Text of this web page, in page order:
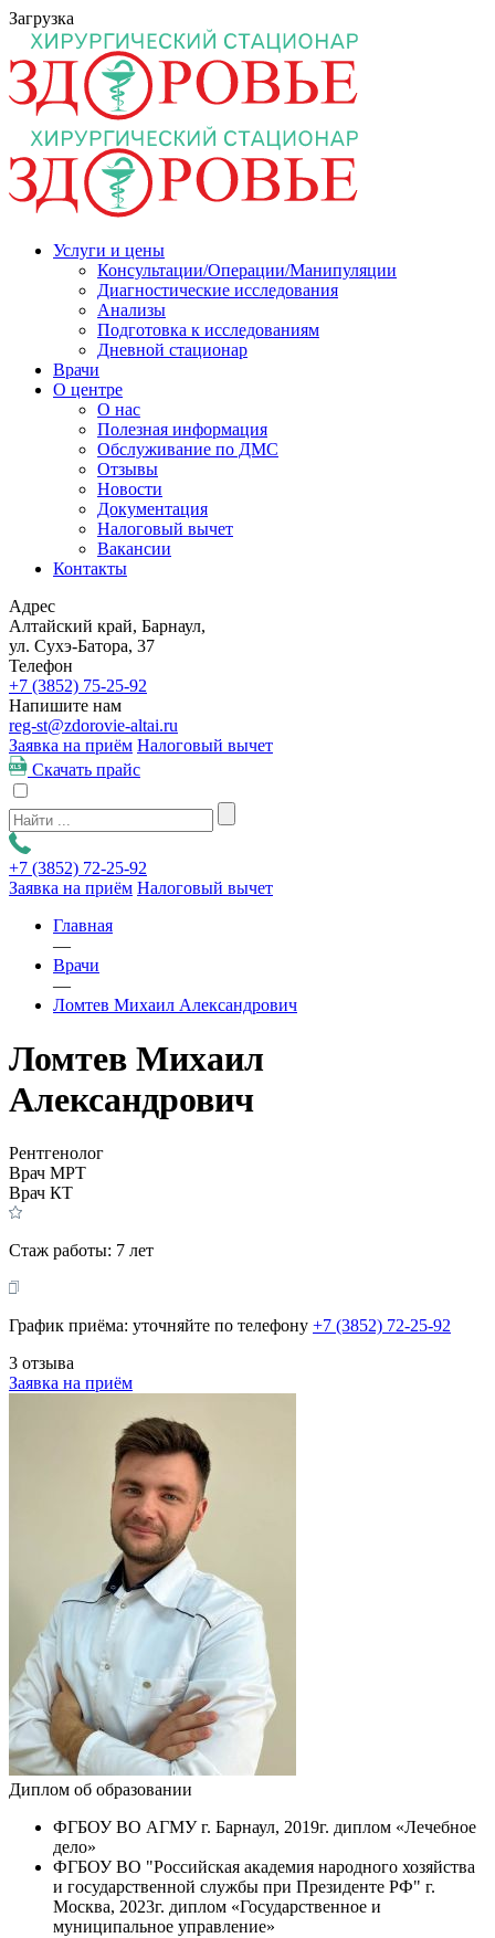
Загрузка
Услуги и цены
Консультации/Операции/Манипуляции
Диагностические исследования
Анализы
Подготовка к исследованиям
Дневной стационар
Врачи
О центре
О нас
Полезная информация
Обслуживание по ДМС
Отзывы
Новости
Документация
Налоговый вычет
Вакансии
Контакты
Адрес
Алтайский край, Барнаул,
ул. Сухэ-Батора, 37
Телефон
+7 (3852) 75-25-92
Напишите нам
reg-st@zdorovie-altai.ru
Заявка на приём Налоговый вычет
Скачать прайс
+7 (3852) 72-25-92
Заявка на приём Налоговый вычет
Главная
—
Врачи
—
Ломтев Михаил Александрович
Ломтев Михаил
Александрович
Рентгенолог
Врач МРТ
Врач КТ
Стаж работы: 7 лет
График приёма: уточняйте по телефону +7 (3852) 72-25-92
3 отзыва
Заявка на приём
Диплом об образовании
ФГБОУ ВО АГМУ г. Барнаул, 2019г. диплом «Лечебное
дело»
ФГБОУ ВО "Российская академия народного хозяйства
и государственной службы при Президенте РФ" г.
Москва, 2023г. диплом «Государственное и
муниципальное управление»